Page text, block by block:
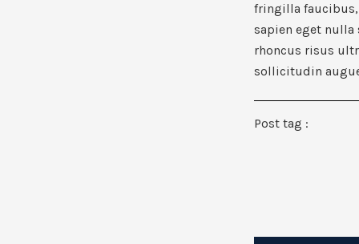
fringilla
sapien eget
rhoncus risus
sollicitudin
Post tag :